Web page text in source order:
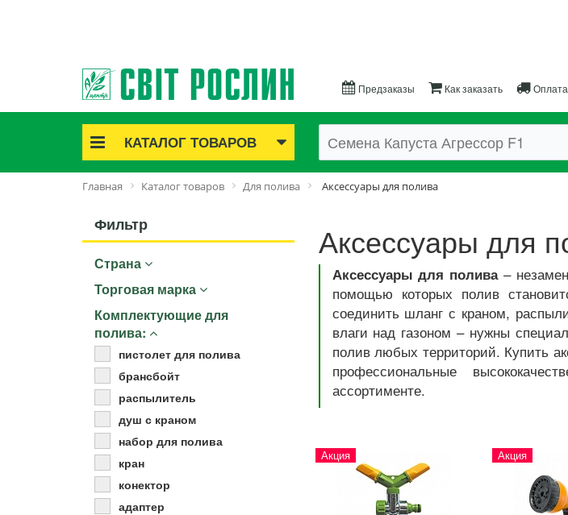
Предзаказы Как заказать
КАТАЛОГ ТОВАРОВ
Акционные товары
Саженцы плодово-ягодные
Лук и чеснок
Удобрения
Для полива
Главная Каталог товаров Для полива Аксессуары для полива
Фильтр
Страна
Торговая марка
Комплектующие для
полива:
пистолет для полива
брансбойт
распылитель
душ с краном
набор для полива
кран
конектор
адаптер
Аксессуары для
Аксессуары для полива–
помощью которых полив
соединить шланг с краном,
влаги над газоном – нужны
полив любых территорий. Купить
профессиональные
ассортименте.
Акция Акция